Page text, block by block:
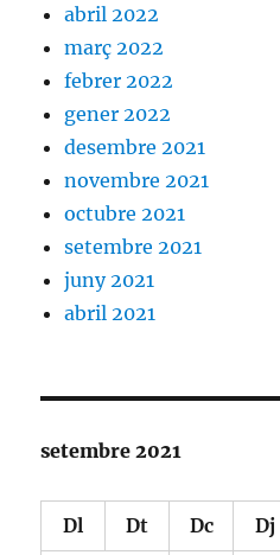
abril 2022
març 2022
febrer 2022
gener 2022
desembre 2021
novembre 2021
octubre 2021
setembre 2021
juny 2021
abril 2021
setembre 2021
Dl Dt Dc Dj